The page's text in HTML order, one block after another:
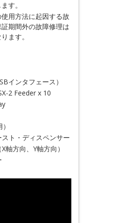
す。
用方法に起因する故
期間外の故障修理は
ます。
インタフェース）
2 Feeder x 10
ト・ディスペンサー
軸方向、Y軸方向）